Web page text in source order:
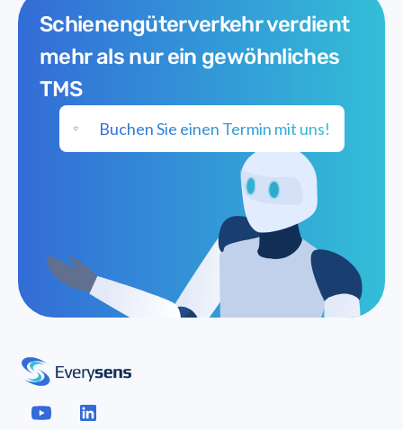
Schienengüterverkehr verdient
mehr als nur ein gewöhnliches
TMS
Buchen Sie einen Termin mit uns!